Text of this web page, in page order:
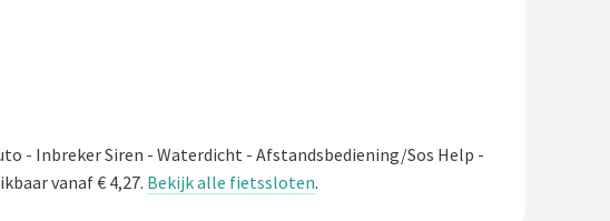
- Inbreker Siren - Waterdicht - Afstandsbediening/Sos Help -
vanaf € 4,27. Bekijk alle fietssloten.